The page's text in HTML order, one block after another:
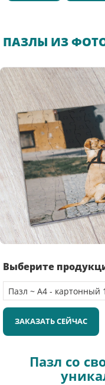
ПАЗЛЫ ИЗ
Выберите
ЗАКАЗАТЬ СЕЙЧАС
Пазл со